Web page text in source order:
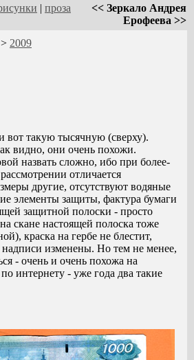
| проза
<< Зеркало Андрея
Ерофеева >>
> 2009
вот такую тысячную (сверху).
видно, они очень похожи.
назвать сложно, ибо при более-
отличается
другие, отсутствуют водяные
элементы защиты, фактура бумаги
защитной полоски - просто
скане настоящей полоска тоже
краска на гербе не блестит,
надписи изменены. Но тем не менее,
- очень и очень похожа на
интернету - уже года два такие